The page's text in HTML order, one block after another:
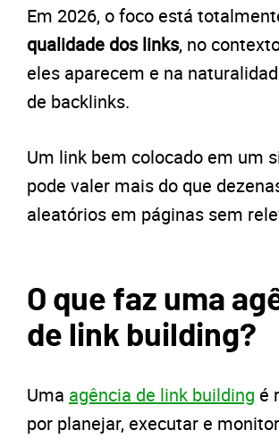
Em 2026, o foco está
qualidade dos links, no
eles aparecem e na
de backlinks.
Um link bem colocado em um
pode valer mais do que
aleatórios em páginas sem
O que faz uma
de link building?
Uma agência de link building é
por planejar, executar e